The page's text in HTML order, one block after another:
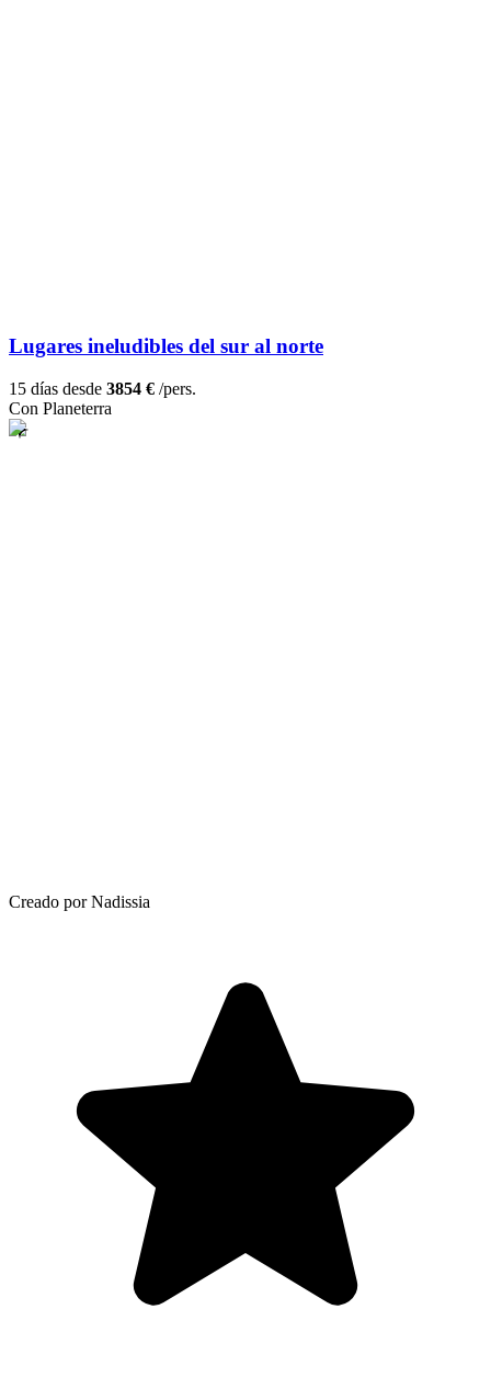
Lugares ineludibles del sur al norte
15 días desde 3854 € /pers.
Con Planeterra
Creado por Nadissia